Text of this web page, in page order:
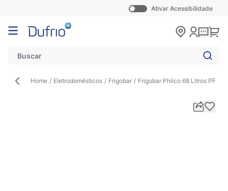
Ativar Acessibilidade
Pular para o conteúdo
Home / Eletrodomésticos / Frigobar / Frigobar Philco 68 Litros